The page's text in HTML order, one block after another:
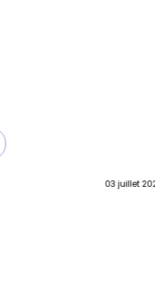
Valentine Weiss